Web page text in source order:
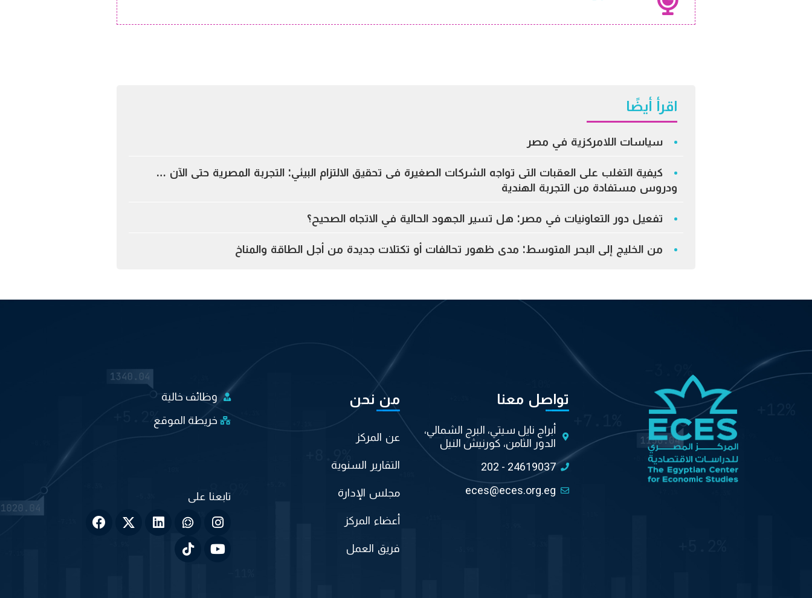
اقرأ أيضًا
سياسات اللامركزية في مصر
كيفية التغلب على العقبات التى تواجه الشركات الصغيرة فى تحقيق الالتزام البيئي: التجربة المصرية حتى الآن …
ودروس مستفادة من التجربة الهندية
تفعيل دور التعاونيات في مصر: هل تسير الجهود الحالية في الاتجاه الصحيح؟
من الخليج إلى البحر المتوسط: مدى ظهور تحالفات أو تكتلات جديدة من أجل الطاقة والمناخ
تواصل معنا
أبراج نايل سيتي، البرج الشمالي،
الدور الثامن، كورنيش النيل
202 - 24619037
eces@eces.org.eg
من نحن
عن المركز
التقارير السنوية
مجلس الإدارة
أعضاء المركز
فريق العمل
وظائف خالية
خريطة الموقع